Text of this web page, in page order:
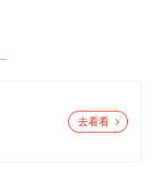
去看看